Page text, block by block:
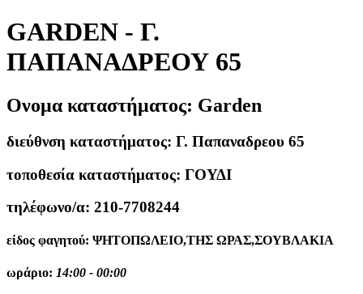
GARDEN - Γ.
ΠΑΠΑΝΑΔΡΕΟΥ 65
Ονομα καταστήματος: Garden
διεύθνση καταστήματος: Γ. Παπαναδρεου 65
τοποθεσία καταστήματος: ΓΟΥΔΙ
τηλέφωνο/α: 210-7708244
είδος φαγητού: ΨΗΤΟΠΩΛΕΙΟ,ΤΗΣ ΩΡΑΣ,ΣΟΥΒΛΑΚΙΑ
ωράριο: 14:00 - 00:00